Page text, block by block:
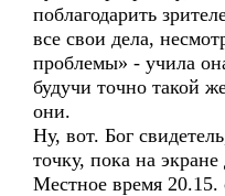
поблагодарить
все свои дела,
проблемы» - учила
будучи точно такой
они.
Ну, вот. Бог
точку, пока на
Местное время 20.15.